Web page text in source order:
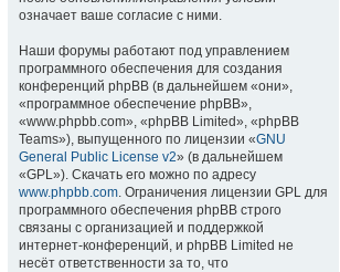
означает ваше согласие с ними.
Наши форумы работают под управлением
программного обеспечения для создания
конференций phpBB (в дальнейшем «они»,
«программное обеспечение phpBB»,
«www.phpbb.com», «phpBB Limited», «phpBB
Teams»), выпущенного по лицензии «GNU
General Public License v2» (в дальнейшем
«GPL»). Скачать его можно по адресу
www.phpbb.com. Ограничения лицензии GPL для
программного обеспечения phpBB строго
связаны с организацией и поддержкой
интернет-конференций, и phpBB Limited не
несёт ответственности за то, что